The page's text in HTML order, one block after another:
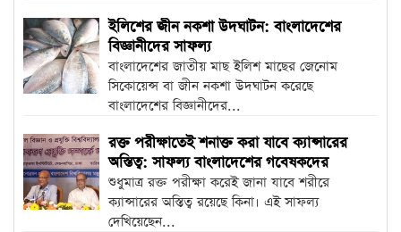
ইলিশের জীন নকশা উদঘাটন: বাংলাদেশের
বিজ্ঞানীদের সাফল্য
বাংলাদেশের জাতীয় মাছ ইলিশ মাছের জেনোম
সিকোয়েন্স বা জীন নকশা উদঘাটন করেছে
বাংলাদেশের বিজ্ঞানীদের...
রক্ত পরীক্ষাতেই শনাক্ত করা যাবে ক্যান্সারের
অস্তিত্ব: সাফল্য বাংলাদেশের গবেষকদের
শুধুমাত্র রক্ত পরীক্ষা করেই জানা যাবে শরীরে
ক্যান্সারের অস্তিত্ব রয়েছে কিনা। এই সাফল্য
দেখিয়েছেন...